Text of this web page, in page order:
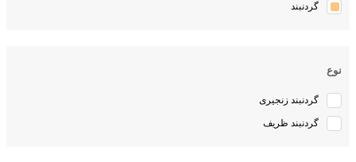
گردنبند
نوع
گردنبند زنجیری
گردنبند ظریف